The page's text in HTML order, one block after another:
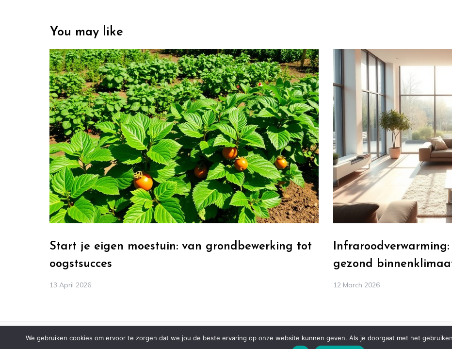
You may like
Start je eigen moestuin: van grondbewerking tot
oogstsucces
13 April 2026
gezond
12 March 2026
© ALL RIGHTS RESERVED 2021 THEME: PREFER BY
We gebruiken cookies om ervoor te zorgen dat we jou de beste ervaring op onze website kunnen geven. Als je doorgaat met het